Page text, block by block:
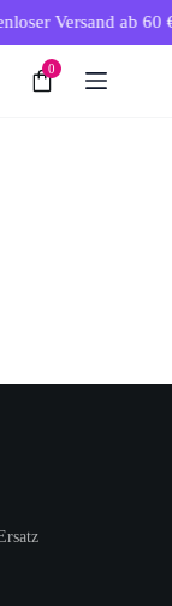
Versand ab 60 €
0